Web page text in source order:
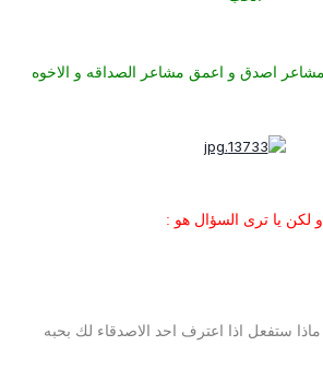
اصدق و اعمق مشاعر الصداقه و الاخوه
و لكن يا ترى السؤال هو :
ستفعل اذا اعترف احد الاصدقاء لك بحبه